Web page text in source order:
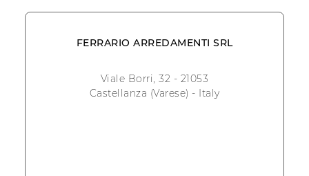
FERRARIO ARREDAMENTI SRL
Viale Borri, 32 - 21053
Castellanza (Varese) - Italy